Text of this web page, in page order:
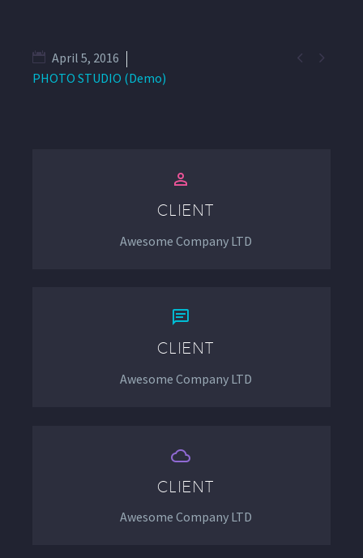
 
April 5, 2016
PHOTO STUDIO (Demo)


CLIENT
Awesome Company LTD


CLIENT
Awesome Company LTD


CLIENT
Awesome Company LTD